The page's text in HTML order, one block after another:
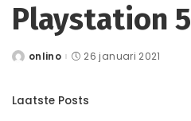
Playstation 5
Posted
onlino 26 januari 2021
Laatste Posts